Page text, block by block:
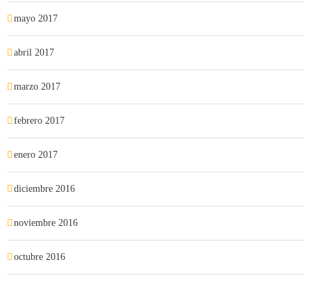
mayo 2017
abril 2017
marzo 2017
febrero 2017
enero 2017
diciembre 2016
noviembre 2016
octubre 2016